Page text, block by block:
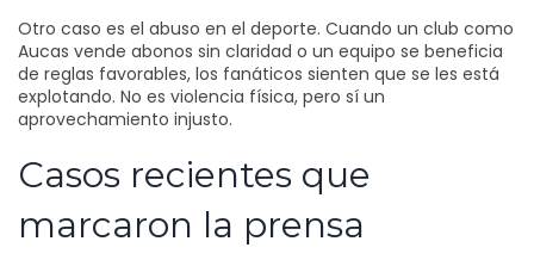
Otro caso es el abuso en el deporte. Cuando un club como
Aucas vende abonos sin claridad o un equipo se beneficia
de reglas favorables, los fanáticos sienten que se les está
explotando. No es violencia física, pero sí un
aprovechamiento injusto.
Casos recientes que
marcaron la prensa